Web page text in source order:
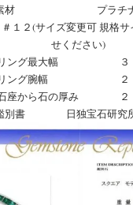
材 プラチナ９
１２(サイズ変更可 規格サ
せください)
ング最大幅 ３．
ング腕幅 ２．
座から石の厚み ２
別書 日独宝石研究所